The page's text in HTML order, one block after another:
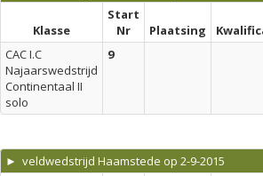
Klasse
Start
Nr
Plaatsing
CAC I.C
Najaarswedstrijd
Continentaal II
solo
9
► veldwedstrijd Haamstede op 2-9-2015